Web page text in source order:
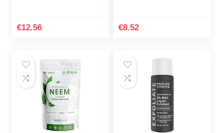
vermindert roodheid en
€12.56
spatel, kleimasker…
€8.52